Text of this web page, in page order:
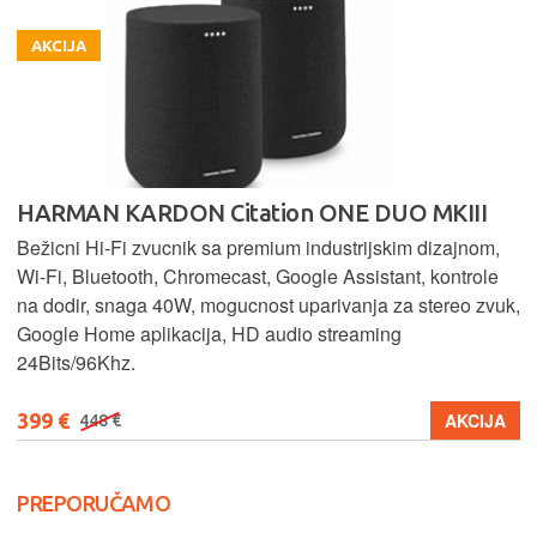
AKCIJA
HARMAN KARDON Citation ONE DUO MKIII
Bežicni Hi-Fi zvucnik sa premium industrijskim dizajnom,
Wi-Fi, Bluetooth, Chromecast, Google Assistant, kontrole
na dodir, snaga 40W, mogucnost uparivanja za stereo zvuk,
Google Home aplikacija, HD audio streaming
24Bits/96Khz.
399 € 448 € AKCIJA
PREPORUČAMO